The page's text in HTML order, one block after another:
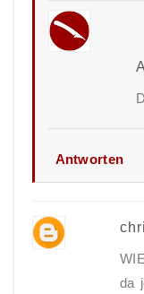
Antworten
da